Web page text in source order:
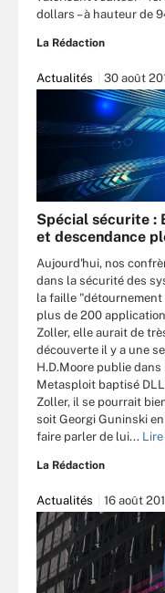
dollars – à hauteur de
La Rédaction
Actualités 30 août
Spécial sécurite :
et descendance
Aujourd'hui, nos
dans la sécurité des
la faille "détournement
plus de 200
Zoller, elle aurait de
découverte il y a une
H.D.Moore publie
Metasploit baptisé
Zoller, il se pourrait
soit Georgi Guninski
faire parler de lui...
La Rédaction
Actualités 16 août